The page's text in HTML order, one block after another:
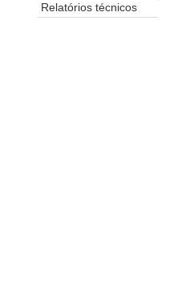
Relatórios técnicos